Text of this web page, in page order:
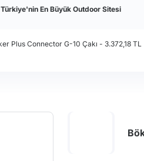
Türkiye'nin En Büyük Outdoor Sitesi